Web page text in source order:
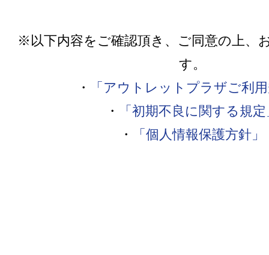
※以下内容をご確認頂き、ご同意の上、
す。
・
「アウトレットプラザご利
・
「初期不良に関する規定
・
「個人情報保護方針」